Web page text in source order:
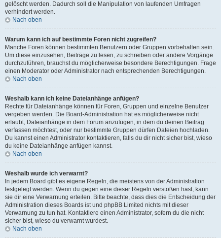
gelöscht werden. Dadurch soll die Manipulation von laufenden Umfragen
verhindert werden.
Nach oben
Warum kann ich auf bestimmte Foren nicht zugreifen?
Manche Foren können bestimmten Benutzern oder Gruppen vorbehalten sein.
Um diese einzusehen, Beiträge zu lesen, zu schreiben oder andere Vorgänge
durchzuführen, brauchst du möglicherweise besondere Berechtigungen. Frage
einen Moderator oder Administrator nach entsprechenden Berechtigungen.
Nach oben
Weshalb kann ich keine Dateianhänge anfügen?
Rechte für Dateianhänge können für Foren, Gruppen und einzelne Benutzer
vergeben werden. Die Board-Administration hat es möglicherweise nicht
erlaubt, Dateianhänge in dem Forum anzufügen, in dem du deinen Beitrag
verfassen möchtest, oder nur bestimmte Gruppen dürfen Dateien hochladen.
Du kannst einen Administrator kontaktieren, falls du dir nicht sicher bist, wieso
du keine Dateianhänge anfügen kannst.
Nach oben
Weshalb wurde ich verwarnt?
In jedem Board gibt es eigene Regeln, die meistens von der Administration
festgelegt werden. Wenn du gegen eine dieser Regeln verstoßen hast, kann
sie dir eine Verwarnung erteilen. Bitte beachte, dass dies die Entscheidung der
Administration dieses Boards ist und phpBB Limited nichts mit dieser
Verwarnung zu tun hat. Kontaktiere einen Administrator, sofern du die nicht
sicher bist, wieso du verwarnt wurdest.
Nach oben